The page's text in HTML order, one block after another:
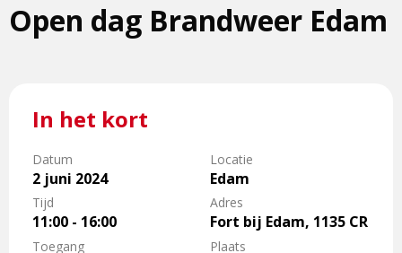
Open dag Brandweer Edam
In het kort
Datum
2 juni 2024
Tijd
11:00 - 16:00
Toegang
Locatie
Edam
Adres
Fort bij Edam, 1135 CR
Plaats